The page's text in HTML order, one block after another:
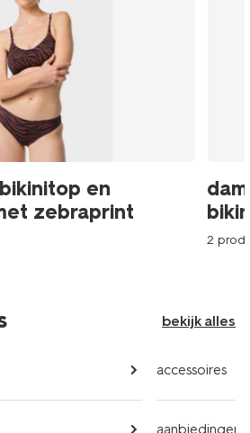
en
zebraprint
2
bekijk alles
accessoires
aanbiedingen